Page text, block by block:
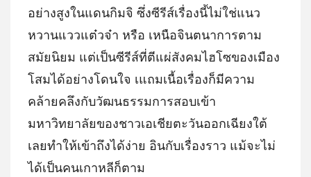
อย่างสูงในแดนกิมจิ ซึ่งซีรีส์เรื่องนี้ไม่ใช่แนว
หวานแววแต๋วจ๋า หรือ เหนือจินตนาการตาม
สมัยนิยม แต่เป็นซีรีส์ที่ตีแผ่สังคมไฮโซของเมือง
โสมได้อย่างโดนใจ เแถมเนื้อเรื่องก็มีความ
คล้ายคลึงกับวัฒนธรรมการสอบเข้า
มหาวิทยาลัยของชาวเอเชียตะวันออกเฉียงใต้
เลยทำให้เข้าถึงได้ง่าย อินกับเรื่องราว แม้จะไม่
ได้เป็นคนเกาหลีก็ตาม